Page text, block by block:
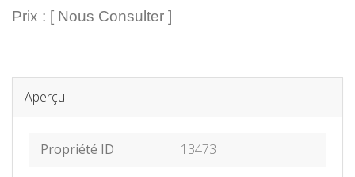
Prix : [ Nous Consulter ]
Aperçu
Propriété ID
13473